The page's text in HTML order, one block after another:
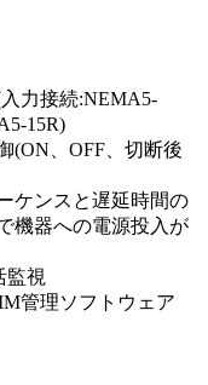
力接続:NEMA5-
15R)
(ON、OFF、切断後
ケンスと遅延時間の
機器への電源投入が
監視
管理ソフトウェア